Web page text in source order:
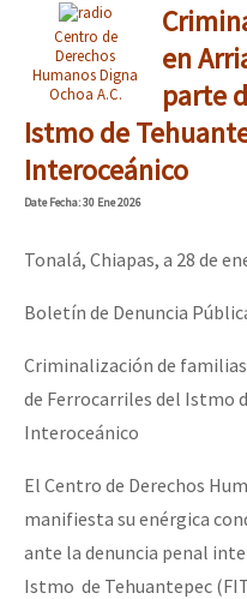
Centro de
Derechos
Humanos Digna
Ochoa A.C.
en
parte
Istmo de
Interoceánico
DateFecha: 30 Ene 2026
Tonalá, Chiapas, a 28 de
Boletín de Denuncia
Criminalización de
de Ferrocarriles del Istmo
Interoceánico
El Centro de Derechos
manifiesta su enérgica
ante la denuncia penal
Istmo de Tehuantepec